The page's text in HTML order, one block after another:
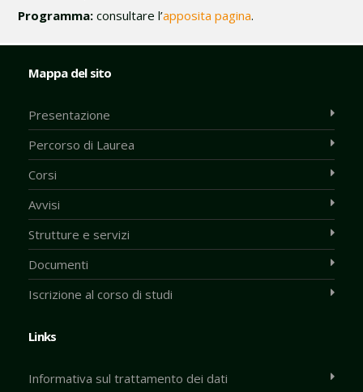
Programma: consultare l’apposita pagina.
Mappa del sito
Presentazione
Percorso di Laurea
Corsi
Avvisi
Strutture e servizi
Documenti
Iscrizione al corso di studi
Links
Informativa sul trattamento dei dati